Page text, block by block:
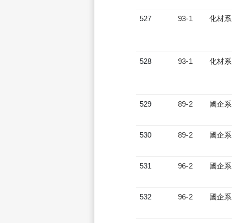
527 93-1 化材系
528 93-1 化材系
529 89-2 國企系
530 89-2 國企系
531 96-2 國企系
532 96-2 國企系